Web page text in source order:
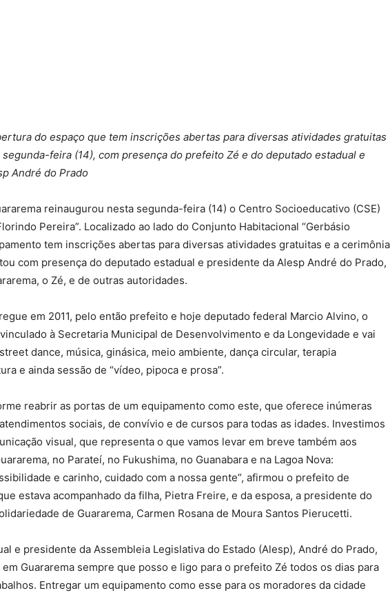
do espaço que tem inscrições abertas para diversas atividades gratuitas
feira (14), com presença do prefeito Zé e do deputado estadual e
André do Prado
reinaugurou nesta segunda-feira (14) o Centro Socioeducativo (CSE)
Pereira”. Localizado ao lado do Conjunto Habitacional “Gerbásio
tem inscrições abertas para diversas atividades gratuitas e a cerimônia
com presença do deputado estadual e presidente da Alesp André do Prado,
o Zé, e de outras autoridades.
em 2011, pelo então prefeito e hoje deputado federal Marcio Alvino, o
à Secretaria Municipal de Desenvolvimento e da Longevidade e vai
dance, música, ginásica, meio ambiente, dança circular, terapia
e ainda sessão de “vídeo, pipoca e prosa”.
reabrir as portas de um equipamento como este, que oferece inúmeras
sociais, de convívio e de cursos para todas as idades. Investimos
visual, que representa o que vamos levar em breve também aos
no Parateí, no Fukushima, no Guanabara e na Lagoa Nova:
e carinho, cuidado com a nossa gente”, afirmou o prefeito de
estava acompanhado da filha, Pietra Freire, e da esposa, a presidente do
de Guararema, Carmen Rosana de Moura Santos Pierucetti.
e presidente da Assembleia Legislativa do Estado (Alesp), André do Prado,
Guararema sempre que posso e ligo para o prefeito Zé todos os dias para
Entregar um equipamento como esse para os moradores da cidade